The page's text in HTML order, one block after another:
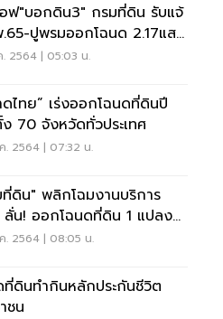
ฟ"บอกดิน3" กรมที่ดิน รับแจ้
ปูพรมออกโฉนด 2.17แสน
ชาวบ้าน
. 2564 | 05:03 น.
ดไทย” เร่งออกโฉนดที่ดินปี
70 จังหวัดทั่วประเทศ
. 2564 | 07:32 น.
ดิน" พลิกโฉมงานบริการ
น! ออกโฉนดที่ดิน 1 แปลง
ต้องเสร็จ
. 2564 | 08:05 น.
ที่ดินทำกินหลักประกันชีวิต
ชน